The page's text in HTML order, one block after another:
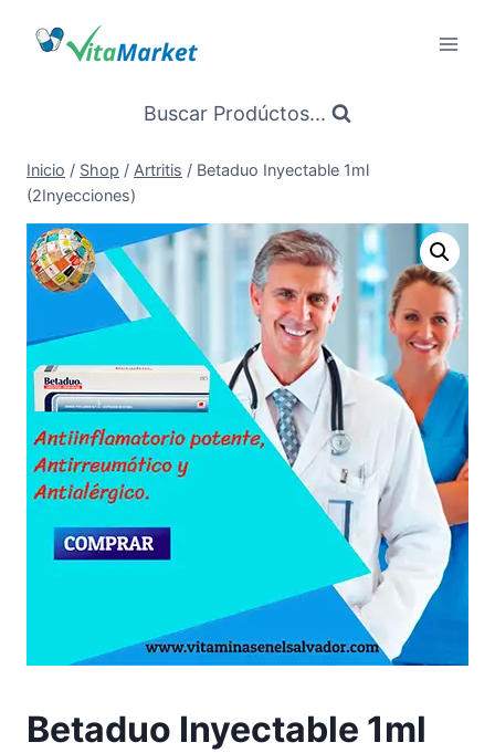
Buscar Prodúctos...
Inicio / Shop / Artritis / Betaduo Inyectable 1ml
(2Inyecciones)
Betaduo Inyectable 1ml